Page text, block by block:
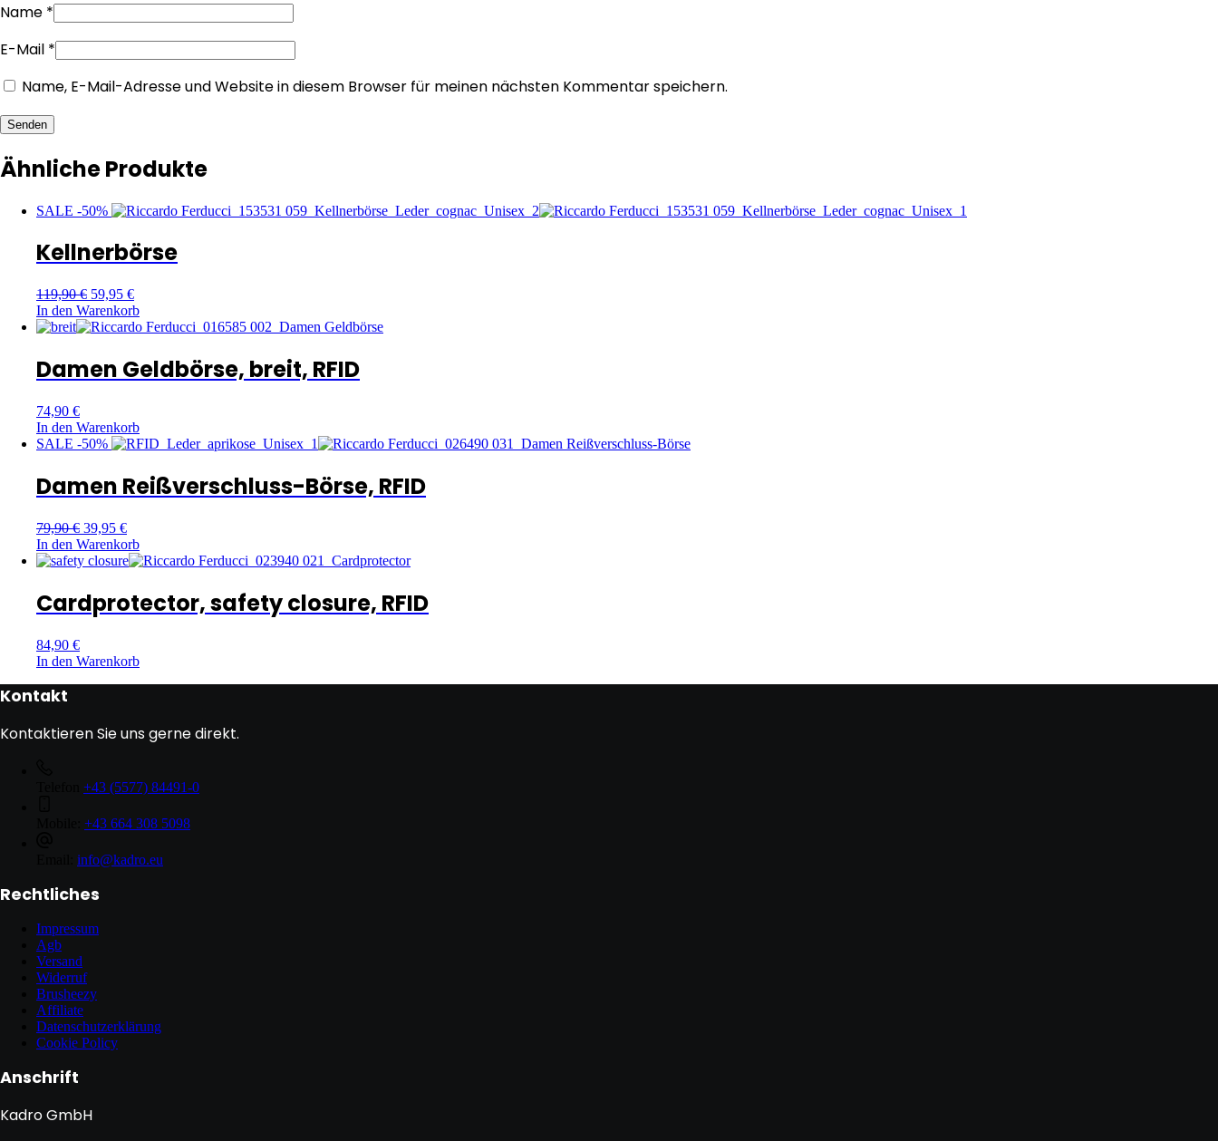
Name *
E-Mail *
Name, E-Mail-Adresse und Website in diesem Browser für meinen nächsten Kommentar speichern.
Senden
Ähnliche Produkte
SALE -50%
Kellnerbörse
119,90€ 59,95 €
In den Warenkorb
Damen Geldbörse, breit, RFID
74,90 €
In den Warenkorb
SALE -50%
Damen Reißverschluss-Börse, RFID
79,90€ 39,95 €
In den Warenkorb
Cardprotector, safety closure, RFID
84,90 €
In den Warenkorb
Kontakt
Kontaktieren Sie uns gerne direkt.
+43 (5577) 84491-0
+43 664 308 5098
info@kadro.eu
Rechtliches
Impressum
Agb
Versand
Widerruf
Brusheezy
Affiliate
Datenschutzerklärung
Cookie Policy
Anschrift
Kadro GmbH